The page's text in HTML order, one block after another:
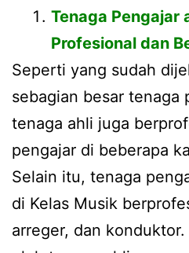
Tenaga Pengajar
Profesional dan
Seperti yang sudah
sebagian besar tenaga
tenaga ahli juga
pengajar di beberapa
Selain itu, tenaga
di Kelas Musik
arreger, dan